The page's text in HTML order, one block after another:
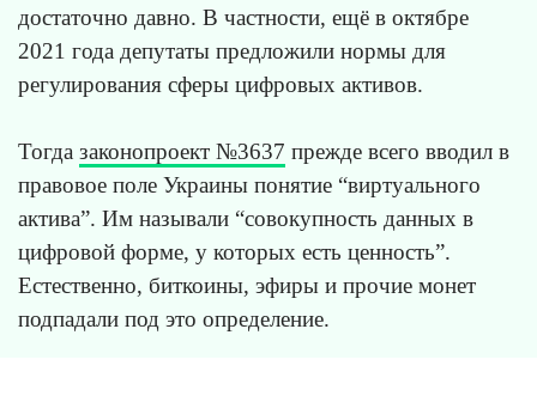
достаточно давно. В частности, ещё в октябре
2021 года депутаты предложили нормы для
регулирования сферы цифровых активов.
Тогда законопроект №3637 прежде всего вводил в
правовое поле Украины понятие “виртуального
актива”. Им называли “совокупность данных в
цифровой форме, у которых есть ценность”.
Естественно, биткоины, эфиры и прочие монет
подпадали под это определение.